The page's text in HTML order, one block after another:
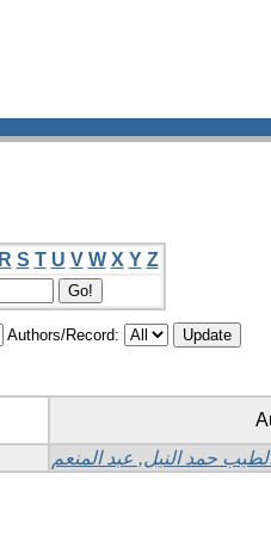
R S T U V W X Y Z
Authors/Record:
حمد النيل, عبد المنعم